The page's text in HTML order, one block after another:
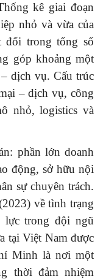
kê giai đoạn
nhỏ và vừa của
đối trong tổng số
góp khoảng một
dịch vụ. Cấu trúc
– dịch vụ, công
nhỏ, logistics và
phần lớn doanh
động, sở hữu nội
sự chuyên trách.
về tình trạng
lực trong đội ngũ
tại Việt Nam được
Minh là nơi một
thời đảm nhiệm